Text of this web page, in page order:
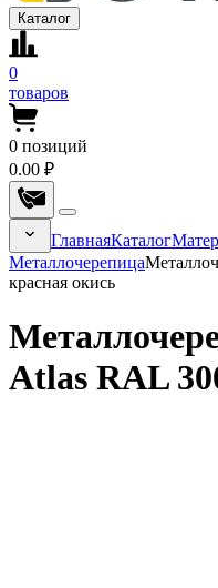
Каталог
0
товаров
0 позиций
0.00 ₽
ГлавнаяКаталог
Металлочерепица
красная окись
Atlas RAL